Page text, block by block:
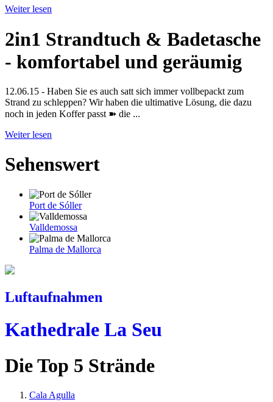
Weiter lesen
2in1 Strandtuch & Badetasche
- komfortabel und geräumig
12.06.15 - Haben Sie es auch satt sich immer vollbepackt zum
Strand zu schleppen? Wir haben die ultimative Lösung, die dazu
noch in jeden Koffer passt ➽ die ...
Weiter lesen
Sehenswert
Port de Sóller
Valldemossa
Palma de Mallorca
Luftaufnahmen
Kathedrale La Seu
Die Top 5 Strände
Cala Agulla